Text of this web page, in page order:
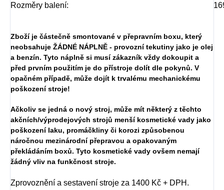
Rozměry balení:
Zboží je částečně smontované v přepravním boxu, který
neobsahuje ŽÁDNÉ NÁPLNĚ - provozní tekutiny jako je olej
a benzín. Tyto náplně si musí zákazník vždy dokoupit a
před prvním použitím je do přístroje dolít dle pokynů. V
opačném případě, může dojít k trvalému mechanickému
poškození stroje!
Ačkoliv se jedná o nový stroj, může mít některý z těchto
akčních/výprodejových strojů menší kosmetické vady jako
poškození laku, promáčkliny či korozi způsobenou
náročnou mezinárodní přepravou a opakovaným
překládáním boxů. Tyto kosmetické vady ovšem nemají
žádný vliv na funkčnost stroje.
Zprovoznění a sestavení stroje za 1400 Kč + DPH.